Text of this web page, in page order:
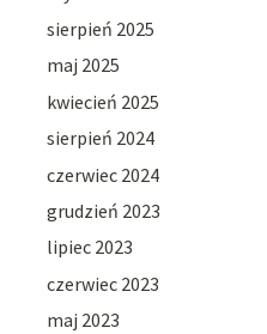
sierpień 2025
maj 2025
kwiecień 2025
sierpień 2024
czerwiec 2024
grudzień 2023
lipiec 2023
czerwiec 2023
maj 2023